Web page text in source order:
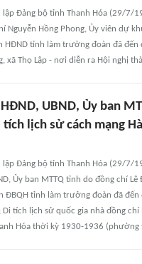
lập Đảng bộ tỉnh Thanh Hóa (29/
Nguyễn Hồng Phong, Ủy viên dự
tỉnh làm trưởng đoàn đã đến
xã Thọ Lập - nơi diễn ra Hội nghị
UBND, Ủy ban
lịch sử cách mạng
lập Đảng bộ tỉnh Thanh Hóa (29/
Ủy ban MTTQ tỉnh do đồng chí
ĐBQH tỉnh làm trưởng đoàn đã đến
tích lịch sử quốc gia nhà đồng chí
Hóa thời kỳ 1930-1936 (phường